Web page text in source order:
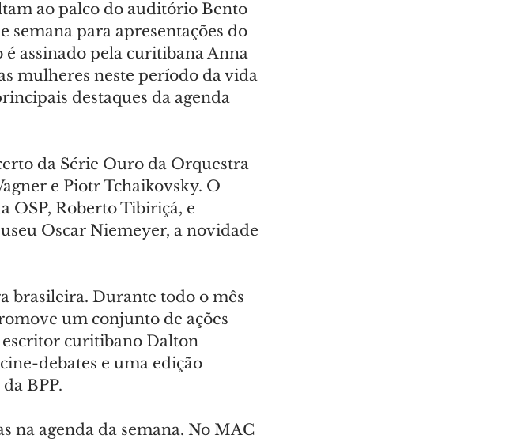
ao palco do auditório Bento
semana para apresentações do
é assinado pela curitibana Anna
mulheres neste período da vida
destaques da agenda
da Série Ouro da Orquestra
e Piotr Tchaikovsky. O
OSP, Roberto Tibiriçá, e
Oscar Niemeyer, a novidade
brasileira. Durante todo o mês
um conjunto de ações
escritor curitibano Dalton
debates e uma edição
BPP.
na agenda da semana. No MAC